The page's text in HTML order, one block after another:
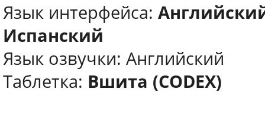
Язык интерфейса:
Испанский
Язык озвучки: Английский
Таблетка: Вшита (CODEX)